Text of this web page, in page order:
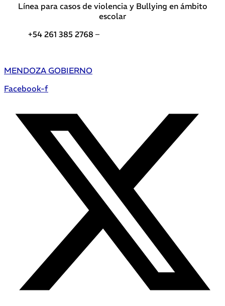
Línea para casos de violencia y Bullying en ámbito
escolar
+54 261 385 2768 –
MENDOZA GOBIERNO
Facebook-f